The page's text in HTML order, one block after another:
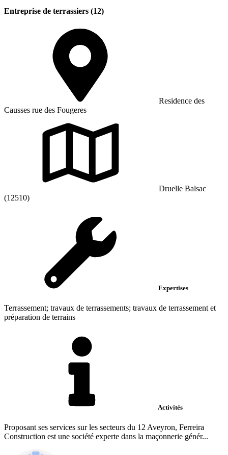
Entreprise de terrassiers (12)
Residence des
Causses rue des Fougeres
Druelle Balsac
(12510)
Expertises
Terrassement; travaux de terrassements; travaux de terrassement et
préparation de terrains
Activités
Proposant ses services sur les secteurs du 12 Aveyron, Ferreira
Construction est une société experte dans la maçonnerie génér...